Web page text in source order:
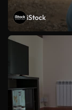
iStock